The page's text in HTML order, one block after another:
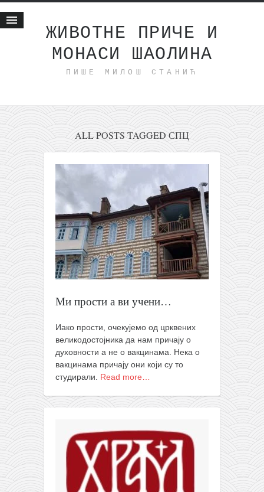
ЖИВОТНЕ ПРИЧЕ И
МОНАСИ ШАОЛИНА
ПИШЕ МИЛОШ СТАНИЋ
Животне приче
интернет пословање
исхраном до здравља
мој хаику
моменти и места
бонус садржај
светлопис
законоправило
духовни отац
православље
забрањена историја
ћирилица
породичне приче
прота Воја
уместо твитера
календар српски
азбуки и књиге
Окинава карате
најновије на блогу
моје белешке
историја каратеа
ALL POSTS TAGGED СПЦ
Ми прости а ви учени…
Иако прости, очекујемо од црквених
великодостојника да нам причају о
духовности а не о вакцинама. Нека о
вакцинама причају они који су то
студирали. Read more…